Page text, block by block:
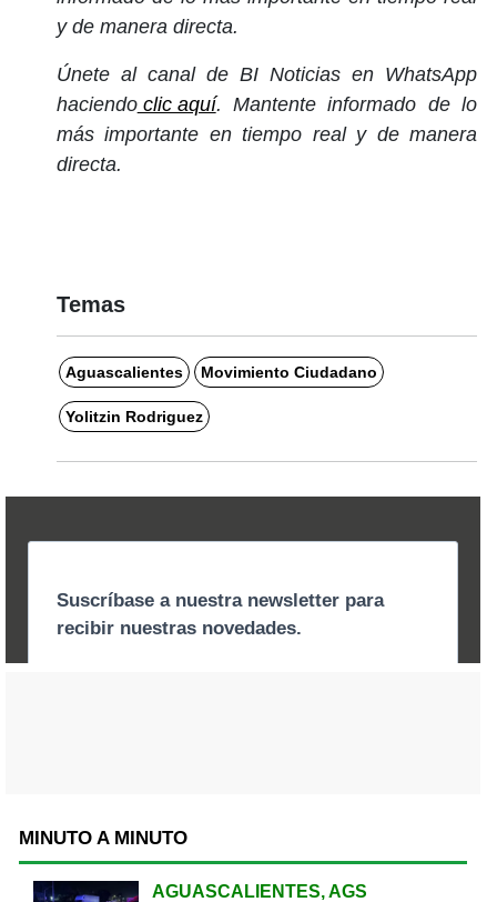
y de manera directa.
Únete al canal de BI Noticias en WhatsApp
haciendoclic aquí. Mantente informado de lo
más importante en tiempo real y de manera
directa.
Temas
Aguascalientes Movimiento Ciudadano
Yolitzin Rodriguez
MINUTO A MINUTO
AGUASCALIENTES, AGS